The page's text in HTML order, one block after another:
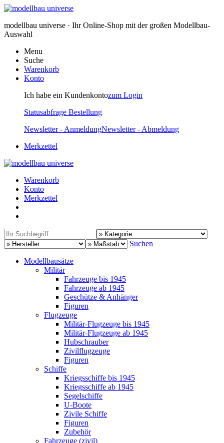
modellbau universe · Ihr Online-Shop mit der großen Modellbau-
Auswahl
Menu
Suche
Warenkorb
Konto
Ich habe ein Kundenkontozum Login
Statusabfrage Bestellung
Newsletter - AnmeldungNewsletter - Abmeldung
Merkzettel
Warenkorb
Konto
Merkzettel
Suchen
Modellbausätze
Militär
Fahrzeuge bis 1945
Fahrzeuge ab 1945
Geschütze & Anhänger
Figuren
Flugzeuge
Militär-Flugzeuge bis 1945
Militär-Flugzeuge ab 1945
Hubschrauber
Zivilflugzeuge
Figuren
Schiffe
Kriegsschiffe bis 1945
Kriegsschiffe ab 1945
Segelschiffe
U-Boote
Zivile Schiffe
Figuren
Zubehör
Fahrzeuge (zivil)